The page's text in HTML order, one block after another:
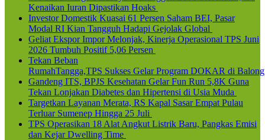
Kenaikan Iuran Dipastikan Hoaks
Investor Domestik Kuasai 61 Persen Saham BEI, Pasar
Modal RI Kian Tangguh Hadapi Gejolak Global
Geliat Ekspor Impor Melonjak, Kinerja Operasional TPS Juni
2026 Tumbuh Positif 5,06 Persen
Tekan Beban
RumahTangga,TPS Sukses Gelar Program DOKAR di
Gandeng ITS, BPJS Kesehatan Gelar Fun Run 5,8K Guna
Tekan Lonjakan Diabetes dan Hipertensi di Usia Muda
Targetkan Layanan Merata, RS Kapal Sasar Empat Pulau
Terluar Sumenep Hingga 25 Juli
TPS Operasikan 18 Alat Angkut Listrik Baru, Pangkas Emisi
dan Kejar Dwelling Time